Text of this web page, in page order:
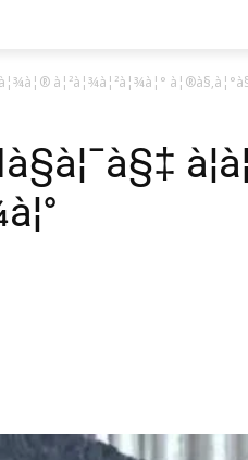
à¦²à¦¾à¦²à¦¾à¦°